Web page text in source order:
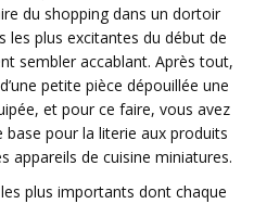
du shopping dans un dortoir
les plus excitantes du début de
sembler accablant. Après tout,
petite pièce dépouillée une
et pour ce faire, vous avez
pour la literie aux produits
appareils de cuisine miniatures.
plus importants dont chaque